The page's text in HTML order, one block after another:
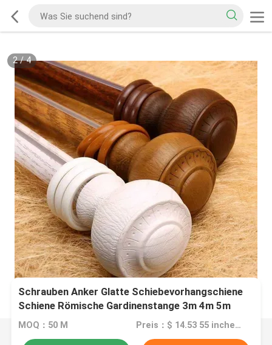
2/4
Schrauben Anker Glatte Schiebevorhangschiene
Schiene Römische Gardinenstange 3m 4m 5m
MOQ：50 M Preis：$ 14.53 55 inches.